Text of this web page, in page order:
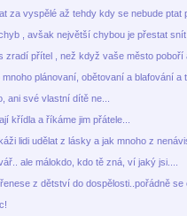
za vyspělé až tehdy kdy se nebude ptat
, avšak největší chybou je přestat snít
zradí přítel , než když vaše město poboří
plánovaní, obětovaní a blafování a
ani své vlastní dítě ne...
křídla a říkáme jim přátele...
lidi udělat z lásky a jak mnoho z
ale málokdo, kdo tě zná, ví jaký jsi....
z dětství do dospělosti..pořádně se